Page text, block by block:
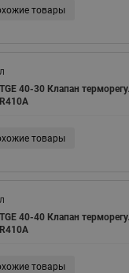
товары
TGE 40-30 Клапан
R410A
товары
TGE 40-40 Клапан
R410A
товары